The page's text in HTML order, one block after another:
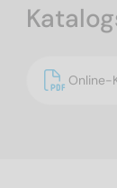
Online-